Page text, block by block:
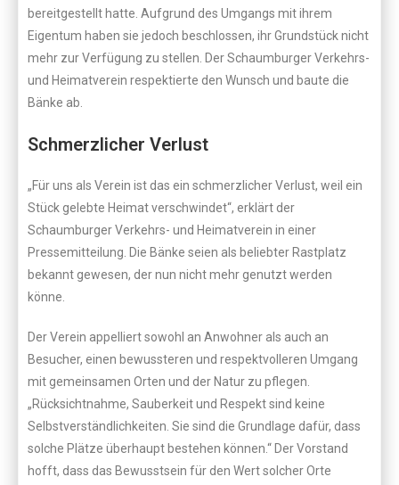
bereitgestellt hatte. Aufgrund des Umgangs mit ihrem
Eigentum haben sie jedoch beschlossen, ihr Grundstück nicht
mehr zur Verfügung zu stellen. Der Schaumburger Verkehrs-
und Heimatverein respektierte den Wunsch und baute die
Bänke ab.
Schmerzlicher Verlust
„Für uns als Verein ist das ein schmerzlicher Verlust, weil ein
Stück gelebte Heimat verschwindet“, erklärt der
Schaumburger Verkehrs- und Heimatverein in einer
Pressemitteilung. Die Bänke seien als beliebter Rastplatz
bekannt gewesen, der nun nicht mehr genutzt werden
könne.
Der Verein appelliert sowohl an Anwohner als auch an
Besucher, einen bewussteren und respektvolleren Umgang
mit gemeinsamen Orten und der Natur zu pflegen.
„Rücksichtnahme, Sauberkeit und Respekt sind keine
Selbstverständlichkeiten. Sie sind die Grundlage dafür, dass
solche Plätze überhaupt bestehen können.“ Der Vorstand
hofft, dass das Bewusstsein für den Wert solcher Orte